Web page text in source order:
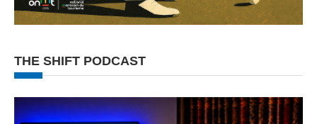
THE SHIFT PODCAST